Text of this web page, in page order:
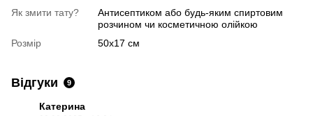
Як змити тату?
Антисептиком або будь-яким спиртовим
розчином чи косметичною олійкою
Розмір
50х17 см
Відгуки 9
Катерина